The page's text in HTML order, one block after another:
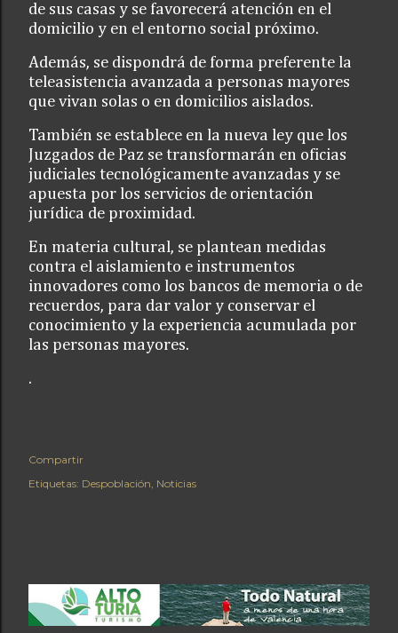
de sus casas y se favorecerá atención en el
domicilio y en el entorno social próximo.
Además, se dispondrá de forma preferente la
teleasistencia avanzada a personas mayores
que vivan solas o en domicilios aislados.
También se establece en la nueva ley que los
Juzgados de Paz se transformarán en oficias
judiciales tecnológicamente avanzadas y se
apuesta por los servicios de orientación
jurídica de proximidad.
En materia cultural, se plantean medidas
contra el aislamiento e instrumentos
innovadores como los bancos de memoria o de
recuerdos, para dar valor y conservar el
conocimiento y la experiencia acumulada por
las personas mayores.
.
Compartir
Etiquetas: Despoblación Noticias